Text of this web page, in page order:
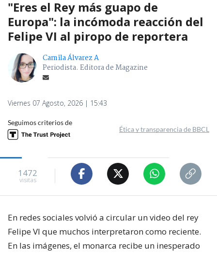
"Eres el Rey más guapo de
Europa": la incómoda reacción del
Felipe VI al piropo de reportera
Camila Álvarez A
Periodista. Editora de Magazine
Viernes 07 Agosto, 2026 | 15:43
Seguimos criterios de
Ética y transparencia de BBCL
1472
visitas
En redes sociales volvió a circular un video del rey
Felipe VI que muchos interpretaron como reciente.
En las imágenes, el monarca recibe un inesperado